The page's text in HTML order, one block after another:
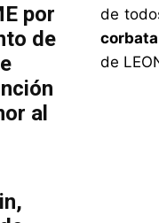
por
de
al
de
de